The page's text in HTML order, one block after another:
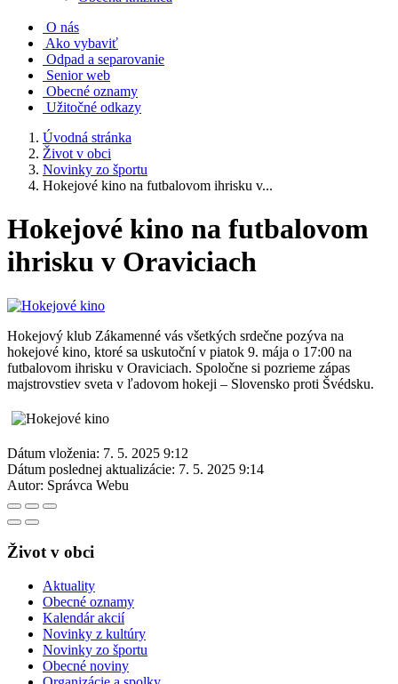
O nás
Ako vybaviť
Odpad a separovanie
Senior web
Obecné oznamy
Užitočné odkazy
Úvodná stránka
Život v obci
Novinky zo športu
Hokejové kino na futbalovom ihrisku v...
Hokejové kino na futbalovom
ihrisku v Oraviciach
Hokejový klub Zákamenné vás všetkých srdečne pozýva na
hokejové kino, ktoré sa uskutoční v piatok 9. mája o 17:00 na
futbalovom ihrisku v Oraviciach. Spoločne si pozrieme zápas
majstrovstiev sveta v ľadovom hokeji – Slovensko proti Švédsku.
Dátum vloženia: 7. 5. 2025 9:12
Dátum poslednej aktualizácie: 7. 5. 2025 9:14
Autor: Správca Webu
Život v obci
Aktuality
Obecné oznamy
Kalendár akcií
Novinky z kultúry
Novinky zo športu
Obecné noviny